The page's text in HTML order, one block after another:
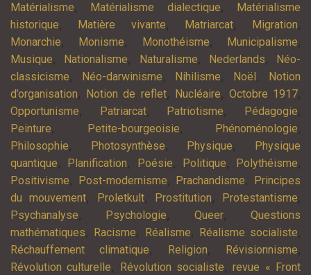
Matérialisme, Matérialisme dialectique,
Matérialisme
historique, Matière vivante, Matriarcat, Migration,
Monarchie, Monisme, Monothéisme, Municipalisme,
Musique, Nationalisme, Naturalisme, Nederlands,
Néo-
classicisme, Néo-darwinisme, Nihilisme, Noël ,
Notion
d’organisation, Notion de reflet, Nucléaire, Octobre 1917,
Opportunisme, Patriarcat, Patriotisme, Pédagogie,
Peinture, Petite-bourgeoisie, Phénoménologie,
Philosophie, Photosynthèse, Physique,
Physique
quantique, Planification, Poésie, Politique, Polythéisme,
Positivisme, Post-modernisme, Prachandisme,
Principes
du mouvement, Proletkult, Prostitution, Protestantisme,
Psychanalyse, Psychologie, Queer,Questions
mathématiques, Racisme, Réalisme, Réalisme socialiste,
Réchauffement climatique, Religion, Révisionnisme,
Révolution culturelle, Révolution socialiste,revue « Front